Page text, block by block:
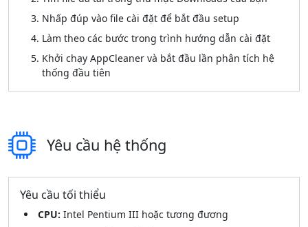
Nhấp đúp vào file cài đặt để bắt đầu setup
Làm theo các bước trong trình hướng dẫn cài đặt
Khởi chạy AppCleaner và bắt đầu lần phân tích hệ
thống đầu tiên
Yêu cầu hệ thống
Yêu cầu tối thiểu
CPU: Intel Pentium III hoặc tương đương